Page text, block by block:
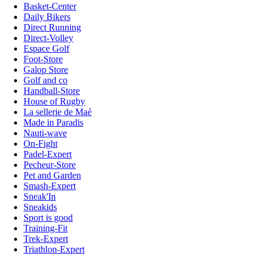
Basket-Center
Daily Bikers
Direct Running
Direct-Volley
Espace Golf
Foot-Store
Galop Store
Golf and co
Handball-Store
House of Rugby
La sellerie de Maé
Made in Paradis
Nauti-wave
On-Fight
Padel-Expert
Pecheur-Store
Pet and Garden
Smash-Expert
Sneak'In
Sneakids
Sport is good
Training-Fit
Trek-Expert
Triathlon-Expert